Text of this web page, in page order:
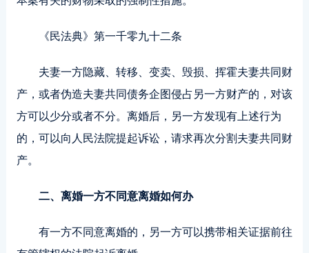
《民法典》第一千零九十二条
夫妻一方隐藏、转移、变卖、毁损、挥霍夫妻共同财
产，或者伪造夫妻共同债务企图侵占另一方财产的，对该
方可以少分或者不分。离婚后，另一方发现有上述行为
的，可以向人民法院提起诉讼，请求再次分割夫妻共同财
产。
二、离婚一方不同意离婚如何办
有一方不同意离婚的，另一方可以携带相关证据前往